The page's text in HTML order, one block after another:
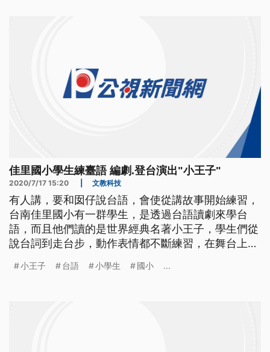
佳里國小學生練臺語 編劇.登台演出"小王子"
2020/7/17 15:20 文教科技
有人講，要和囡仔說台語，會使從講故事開始練習，
台南佳里國小有一群學生，是透過台語讀劇來學台
語，而且他們讀的是世界經典名著小王子，學生們從
說台詞到走台步，動作表情都不斷練習，在舞台上，
新鮮的體驗。 對著劇團老師的口令，學生認真練
小王子 台語 小學生 國小 ...